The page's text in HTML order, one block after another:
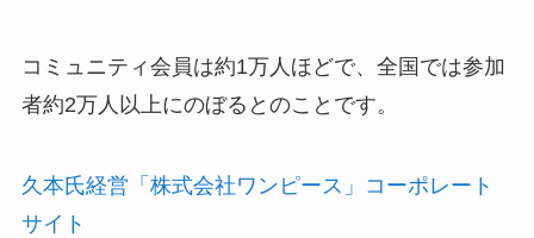
コミュニティ会員は約1万人ほどで、全国では参加
者約2万人以上にのぼるとのことです。
久本氏経営「株式会社ワンピース」コーポレート
サイト